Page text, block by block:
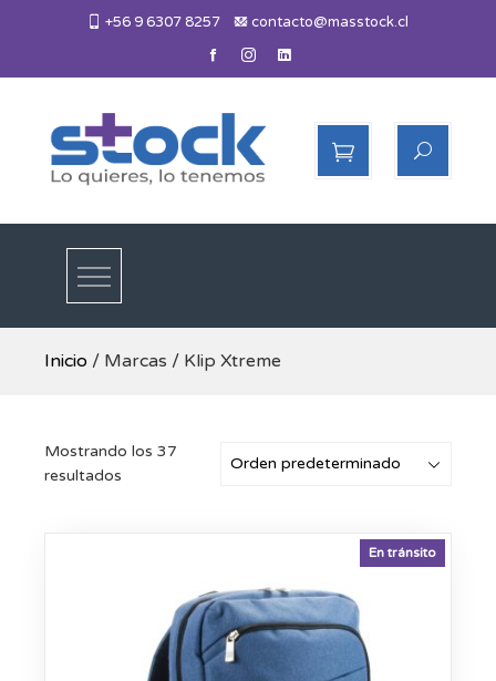
+56 9 6307 8257 contacto@masstock.cl
Más Stock
Inicio / Marcas / Klip Xtreme
Mostrando los 37
resultados
En tránsito